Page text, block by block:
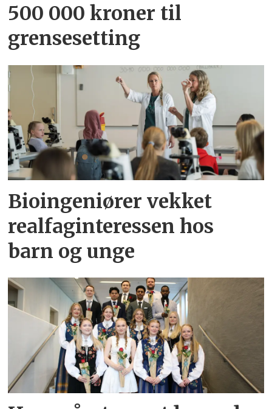
500 000 kroner til
grensesetting
Bioingeniører vekket
realfaginteressen hos
barn og unge